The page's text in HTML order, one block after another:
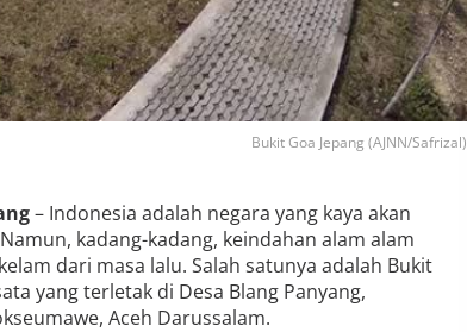
Bukit Goa Jepang (AJNN/Safrizal)
– Indonesia adalah negara yang kaya akan
kadang-kadang, keindahan alam alam
dari masa lalu. Salah satunya adalah Bukit
yang terletak di Desa Blang Panyang,
Aceh Darussalam.